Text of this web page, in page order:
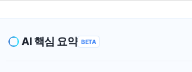
AI 핵심 요약 BETA